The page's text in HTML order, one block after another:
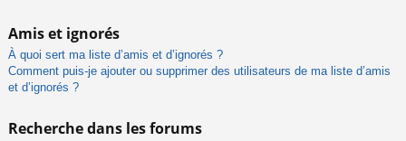
Amis et ignorés
À quoi sert ma liste d’amis et d’ignorés ?
Comment puis-je ajouter ou supprimer des utilisateurs de ma liste d’amis
et d’ignorés ?
Recherche dans les forums